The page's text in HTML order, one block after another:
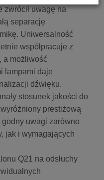
zwrócił uwagę na
separację
Uniwersalność
współpracuje z
a możliwość
lampami daje
dźwięku.
stosunek jakości do
prestiżową
godny uwagi zarówno
jak i wymagających
Q21 na odsłuchy